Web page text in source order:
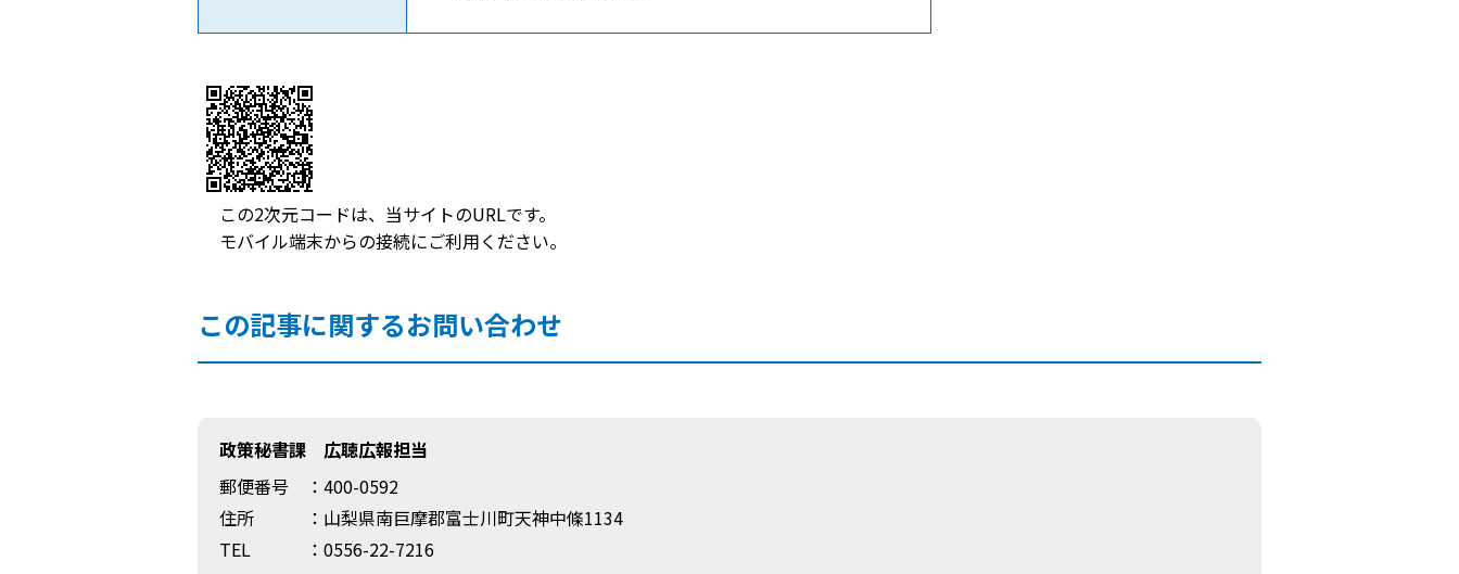
この2次元コードは、当サイトのURLです。
モバイル端末からの接続にご利用ください。
この記事に関するお問い合わせ
政策秘書課 広聴広報担当
郵便番号
：400-0592
住所
：山梨県南巨摩郡富士川町天神中條1134
TEL
：0556-22-7216